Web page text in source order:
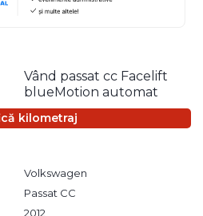
Vând passat cc Facelift
blueMotion automat
kilometraj
Volkswagen
Passat CC
2012